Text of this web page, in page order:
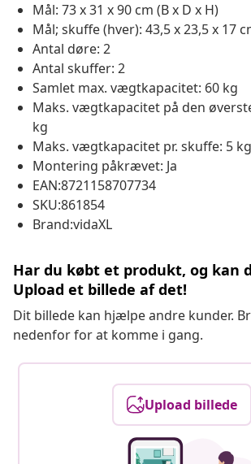
Mål: 73 x 31 x 90 cm (B x D x H)
Mål; skuffe (hver): 43,5 x 23,5 x 17
Antal døre: 2
Antal skuffer: 2
Samlet max. vægtkapacitet: 60 kg
Maks. vægtkapacitet på den
kg
Maks. vægtkapacitet pr. skuffe: 5 kg
Montering påkrævet: Ja
EAN:8721158707734
SKU:861854
Brand:vidaXL
Har du købt et produkt, og kan
Upload et billede af det!
Dit billede kan hjælpe andre kunder.
nedenfor for at komme i gang.
Upload billede